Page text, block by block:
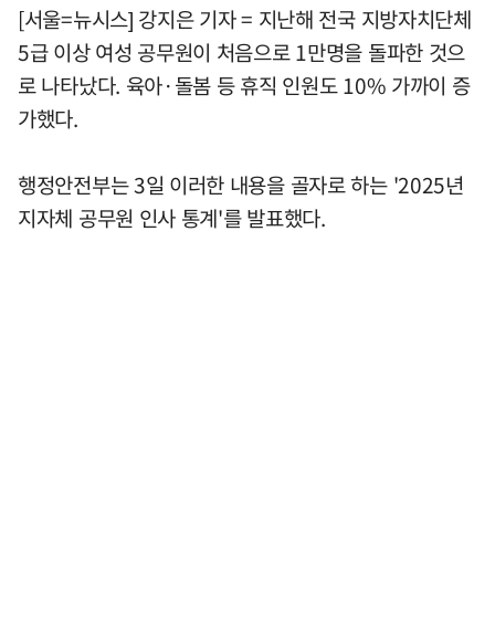
[서울=뉴시스] 강지은 기자 = 지난해 전국 지방자치단체
5급 이상 여성 공무원이 처음으로 1만명을 돌파한 것으
로 나타났다. 육아·돌봄 등 휴직 인원도 10% 가까이 증
가했다.
행정안전부는 3일 이러한 내용을 골자로 하는 '2025년
지자체 공무원 인사 통계'를 발표했다.